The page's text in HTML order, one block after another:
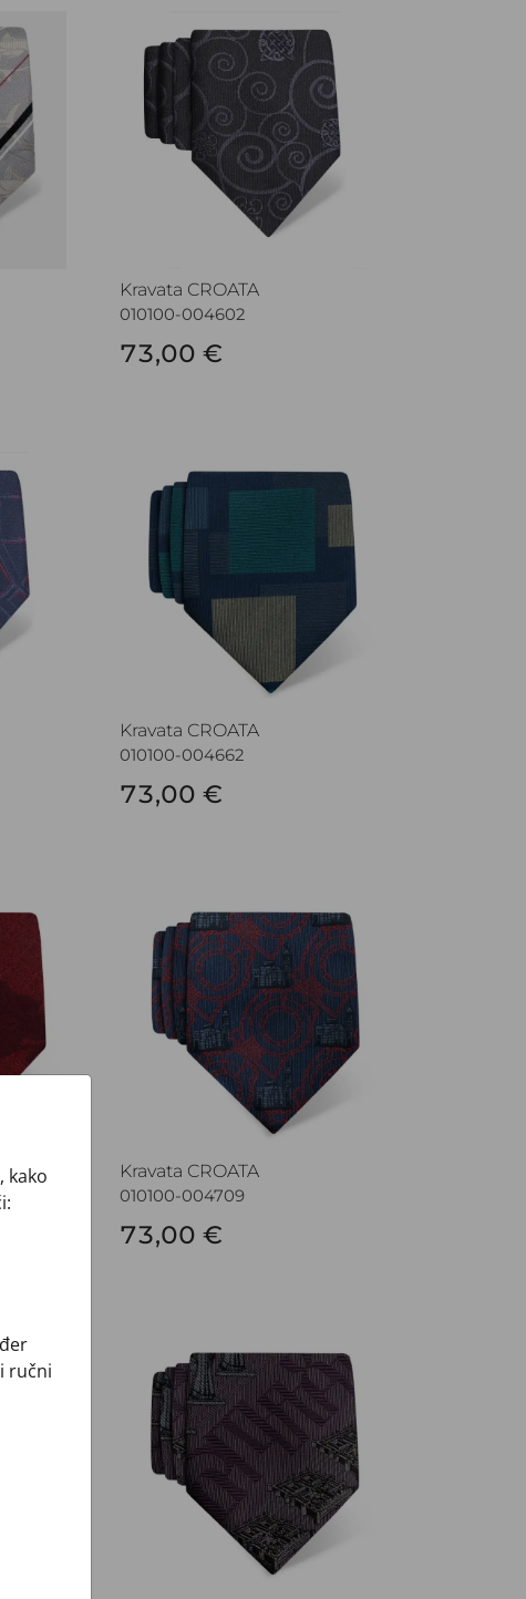
Kravata CROATA
010100-004602
73,00 €
Kravata CROATA
010100-004662
73,00 €
Kravata CROATA
010100-004709
73,00 €
kako
ručni